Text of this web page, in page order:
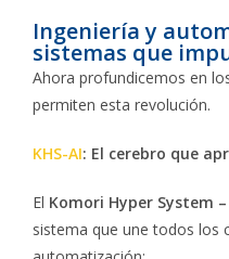
Ingeniería y
sistemas que
Ahora profundicemos en
permiten esta revolución.
KHS-AI: El cerebro que
El Komori Hyper System
sistema que une todos los